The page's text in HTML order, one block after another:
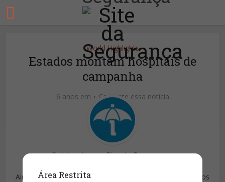
Área Restrita
World Highlights
Estados montam hospitais de
campanha
6 anos em Comente essa notícia
Publicado porSite da Segurança
Ainda não existe um número oficial de quantos novos